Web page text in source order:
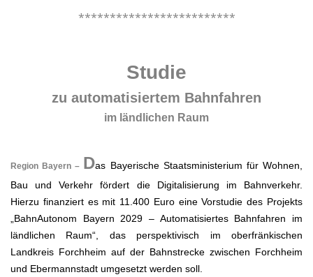
*************************
Studie
zu automatisiertem Bahnfahren
im ländlichen Raum
Region Bayern – Das Bayerische Staatsministerium für Wohnen,
Bau und Verkehr fördert die Digitalisierung im Bahnverkehr.
Hierzu finanziert es mit 11.400 Euro eine Vorstudie des Projekts
„BahnAutonom Bayern 2029 – Automatisiertes Bahnfahren im
ländlichen Raum“, das perspektivisch im oberfränkischen
Landkreis Forchheim auf der Bahnstrecke zwischen Forchheim
und Ebermannstadt umgesetzt werden soll.